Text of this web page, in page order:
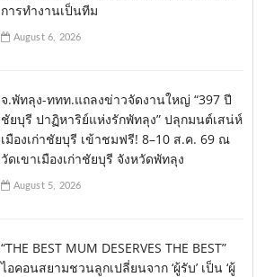
การทำงานเป็นทีม
August 6, 2026
จ.พัทลุง-ททท.แถลงข่าวจัดงานใหญ่ “397 ปี
ชัยบุรี ปาฏิหาริย์แห่งรักพัทลุง” ปลุกมนต์เสน่ห์
เมืองเก่าชัยบุรี เข้าชมฟรี! 8–10 ส.ค. 69 ณ
วัดเขาเมืองเก่าชัยบุรี จังหวัดพัทลุง
August 5, 2026
“THE BEST MUM DESERVES THE BEST”
ไอคอนสยามชวนลูกเปลี่ยนจาก ‘ผู้รับ’ เป็น ‘ผู้